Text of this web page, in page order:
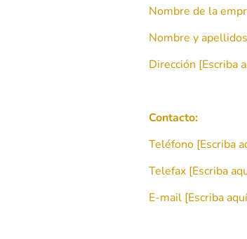
Nombre de la
Nombre y
Dirección [Escriba
Contacto:
Teléfono [Escriba
Telefax [Escriba
E-mail [Escriba